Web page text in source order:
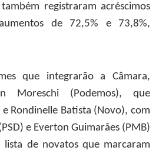
registraram acréscimos
de 72,5% e 73,8%,
que integrarão a Câmara,
Moreschi (Podemos), que
Rondinelle Batista (Novo), com
e Everton Guimarães (PMB)
de novatos que marcaram